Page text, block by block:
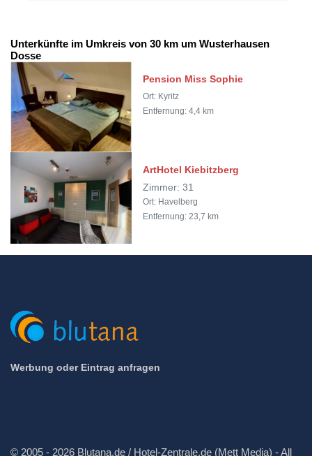
Unterkünfte im Umkreis von 30 km um Wusterhausen
Dosse
Pension Miss Sophie
Ort: Kyritz
Entfernung: 4,4 km
ArtHotel Kiebitzberg
Zimmer: 31
Ort: Havelberg
Entfernung: 23,7 km
Werbung oder Eintrag anfragen
© 2005 - 2026 Blutana.de / Hotel-Zentrale.de (Mett Media) - All